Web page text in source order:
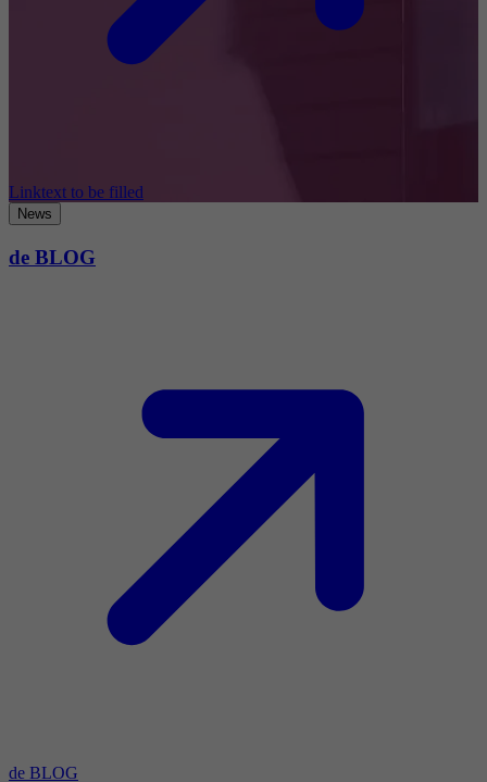
Linktext to be filled
News
de BLOG
de BLOG